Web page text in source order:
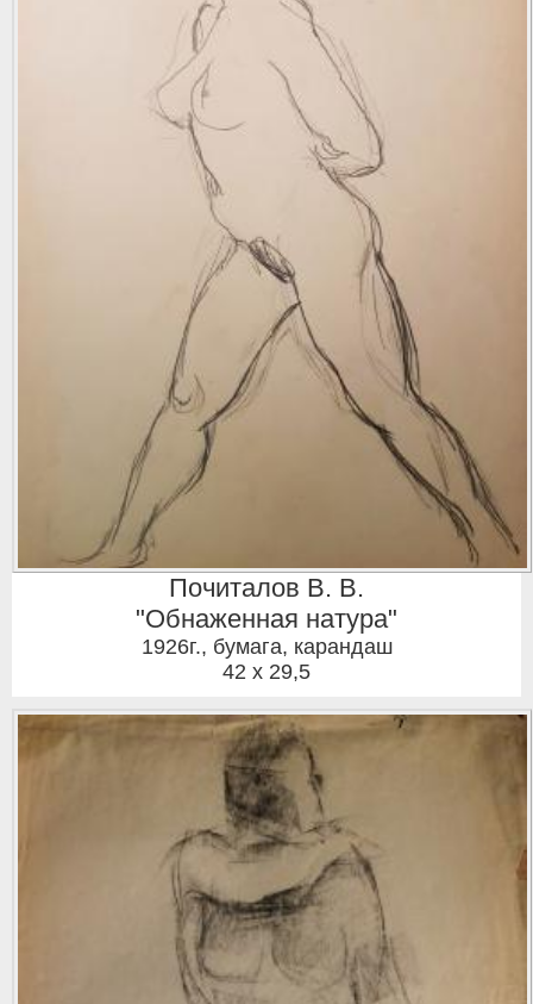
Почиталов В. В.
"Обнаженная натура"
1926г., бумага, карандаш
42 x 29,5